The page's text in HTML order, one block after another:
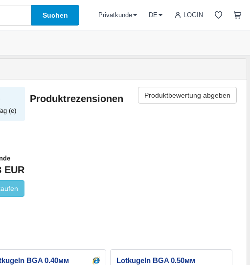
Suchen LOGIN
Privatkunde DE
(e)
EUR
Produktrezensionen Produktbewertung abgeben
BGA 0.40мм
Lotkugeln BGA 0.50мм